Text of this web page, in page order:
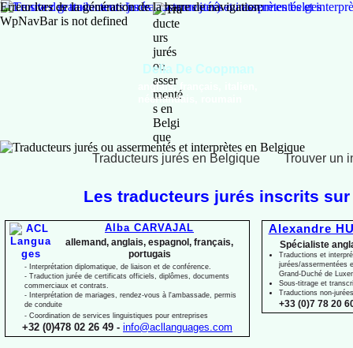
Erreur lors de la génération de la barre de navigation:
WpNavBar is not defined
Traducteurs jurés en Belgique Trouver un
Delia De Coopman
anglais, français, italien,
néerlandais, roumain
Les traducteurs jurés inscrits
Alexandre
Spécialiste
Traductions et
jurées/assermentées
Grand-Duché de
Sous-titrage et
Traductions non-
+33 (0)7 78 20
Alba CARVAJAL
allemand, anglais, espagnol, français,
portugais
- Interprétation diplomatique, de liaison et de conférence.
- Traduction jurée de certificats officiels, diplômes, documents
commerciaux et contrats.
- Interprétation de mariages, rendez-vous à l'ambassade, permis
de conduite
- Coordination de services linguistiques pour entreprises
+32 (0)478 02 26 49 - info@acllanguages.com